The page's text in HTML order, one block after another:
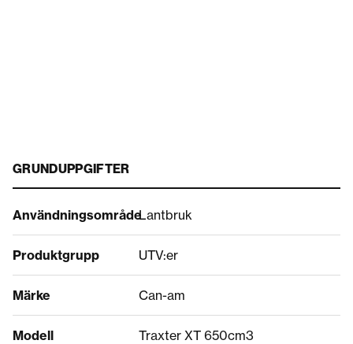
GRUNDUPPGIFTER
AnvändningsområdeLantbruk
Produktgrupp UTV:er
Märke Can-am
Modell Traxter XT 650cm3